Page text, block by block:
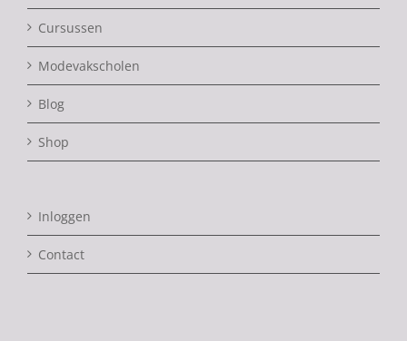
Cursussen
Modevakscholen
Blog
Shop
Inloggen
Contact